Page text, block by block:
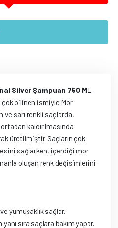
Silver Şampuan 750 ML
çok bilinen ismiyle Mor
ve sarı renkli saçlarda,
kaldırılmasında
üretilmiştir. Saçların çok
sağlarken, içerdiği mor
oluşan renk değişimlerini
yumuşaklık sağlar.
sıra saçlara bakım yapar.